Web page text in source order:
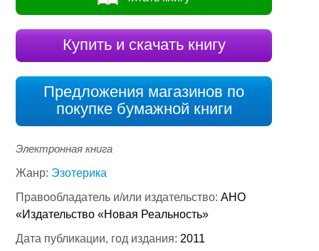
Купить и скачать книгу
Предложения магазинов по
покупке бумажной книги
Электронная книга
Жанр: Эзотерика
Правообладатель и/или издательство:АНО
«Издательство «Новая Реальность»
Дата публикации, год издания: 2011